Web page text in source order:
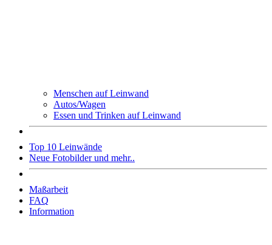
Menschen auf Leinwand
Autos/Wagen
Essen und Trinken auf Leinwand
Top 10 Leinwände
Neue Fotobilder und mehr..
Maßarbeit
FAQ
Information